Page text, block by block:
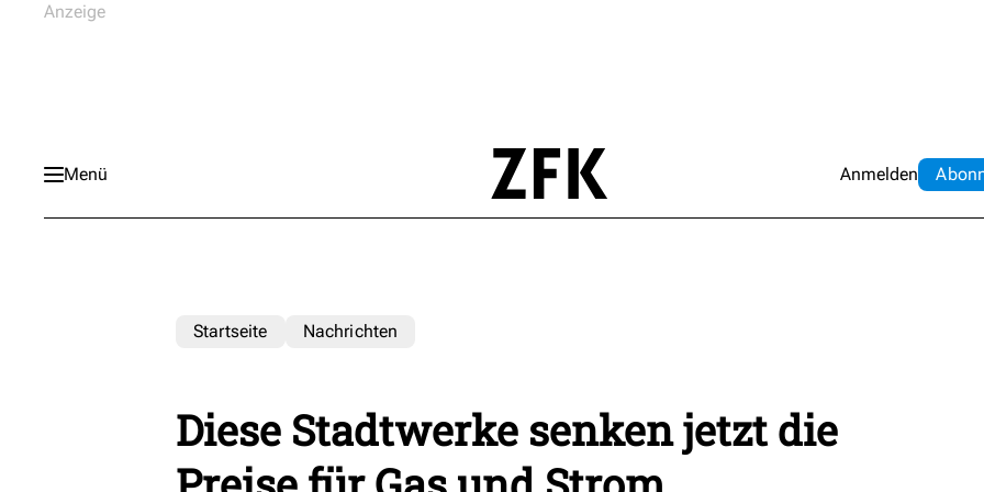
Menü Anmelden Abo
Startseite Nachrichten
Diese Stadtwerke senken jetzt die